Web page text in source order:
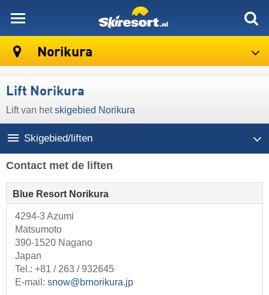
Norikura
Lift Norikura
Lift van hetskigebied Norikura
Skigebied/liften
Contact met de liften
Blue Resort Norikura
4294-3 Azumi
Matsumoto
390-1520 Nagano
Japan
Tel.: +81 / 263 / 932645
E-mail: snow@brnorikura.jp